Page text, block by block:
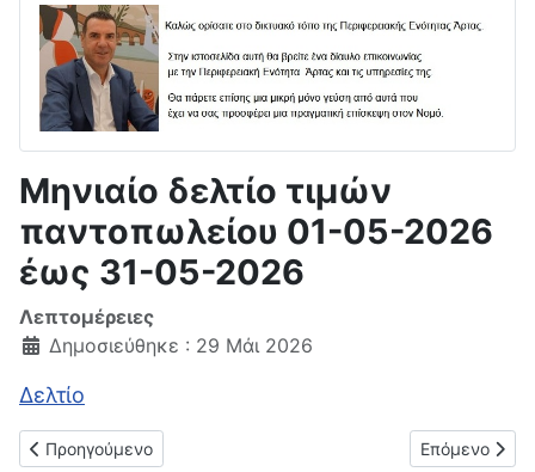
Μηνιαίο δελτίο τιμών
παντοπωλείου 01-05-2026
έως 31-05-2026
Λεπτομέρειες
Δημοσιεύθηκε : 29 Μάι 2026
Δελτίο
Προηγούμενο άρθρο: Μηνιαίο δελτίο τιμών παντοπωλείου
Προηγούμενο Επόμενο
Επόμενο